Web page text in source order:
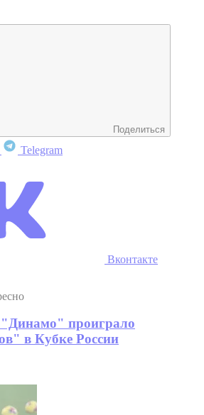
Поделиться
Telegram
Вконтакте
проиграло
в Кубке России